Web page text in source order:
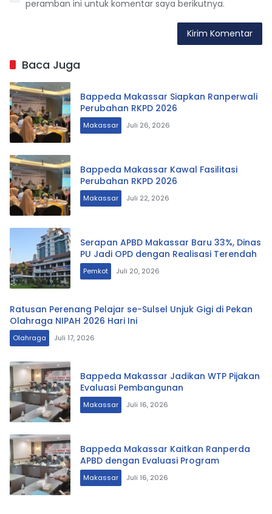
peramban ini untuk komentar saya berikutnya.
Baca Juga
Bappeda Makassar Siapkan Ranperwali
Perubahan RKPD 2026
Makassar Juli 26, 2026
Bappeda Makassar Kawal Fasilitasi
Perubahan RKPD 2026
Makassar Juli 22, 2026
Serapan APBD Makassar Baru 33%, Dinas
PU Jadi OPD dengan Realisasi Terendah
Pemkot Juli 20, 2026
Ratusan Perenang Pelajar se-Sulsel Unjuk Gigi di Pekan
Olahraga NIPAH 2026 Hari Ini
Olahraga Juli 17, 2026
Bappeda Makassar Jadikan WTP Pijakan
Evaluasi Pembangunan
Makassar Juli 16, 2026
Bappeda Makassar Kaitkan Ranperda
APBD dengan Evaluasi Program
Makassar Juli 16, 2026